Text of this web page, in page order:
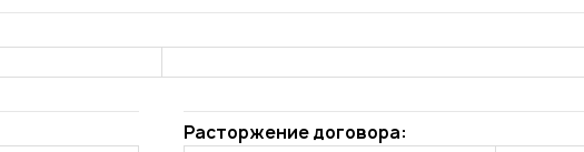
Расторжение договора: